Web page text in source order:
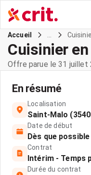
Accueil
Cuisinier
Offre parue le 31 juillet
En résumé
Localisation
Saint-Malo
Date de début
Dès que possible
Contrat
Intérim - Temps
Durée du contrat